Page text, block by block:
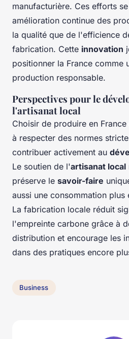
manufacturière. Ces efforts
amélioration continue des
la qualité que de l'efficience
fabrication. Cette innovation
positionner la France comme
production responsable.
Perspectives pour le
l'artisanat local
Choisir de produire en
à respecter des normes
contribuer activement au
Le soutien de l'artisanat local
préserve le savoir-faire
aussi une consommation
La fabrication locale réduit
l'empreinte carbone grâce à
distribution et encourage les
dans des pratiques encore
Business